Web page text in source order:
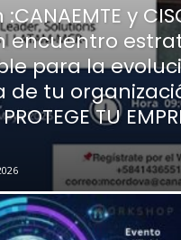
y
encuentro
para la
de tu
TU